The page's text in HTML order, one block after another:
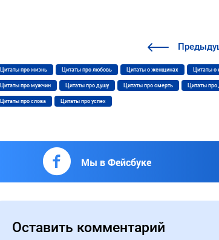
Цитаты про жизнь Цитаты про любовь Цитаты о женщинах Цитаты о
Цитаты про мужчин Цитаты про душу Цитаты про смерть Цитаты про
Цитаты про слова Цитаты про успех
Мы в Фейсбуке
Оставить комментарий